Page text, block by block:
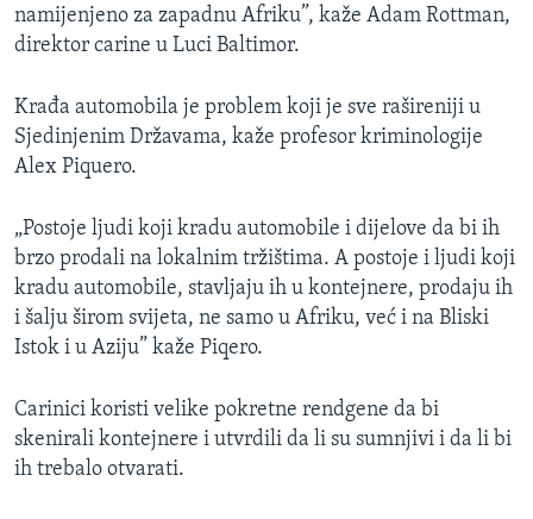
namijenjeno za zapadnu Afriku”, kaže Adam Rottman,
direktor carine u Luci Baltimor.
Krađa automobila je problem koji je sve rašireniji u
Sjedinjenim Državama, kaže profesor kriminologije
Alex Piquero.
„Postoje ljudi koji kradu automobile i dijelove da bi ih
brzo prodali na lokalnim tržištima. A postoje i ljudi koji
kradu automobile, stavljaju ih u kontejnere, prodaju ih
i šalju širom svijeta, ne samo u Afriku, već i na Bliski
Istok i u Aziju” kaže Piqero.
Carinici koristi velike pokretne rendgene da bi
skenirali kontejnere i utvrdili da li su sumnjivi i da li bi
ih trebalo otvarati.